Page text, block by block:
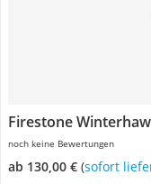
Firestone
noch keine Bewertungen
ab 130,00 € ( Sofort